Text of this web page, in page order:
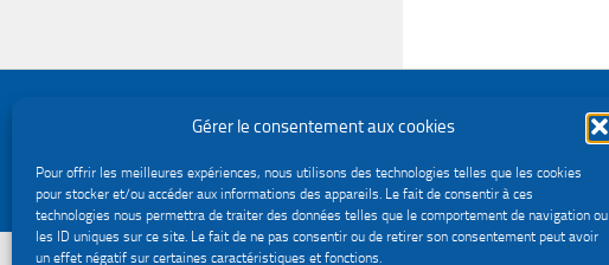
Gérer le consentement aux cookies
Pour offrir les meilleures expériences, nous utilisons des technologies telles que les cookies
pour stocker et/ou accéder aux informations des appareils. Le fait de consentir à ces
technologies nous permettra de traiter des données telles que le comportement de navigation ou
les ID uniques sur ce site. Le fait de ne pas consentir ou de retirer son consentement peut avoir
un effet négatif sur certaines caractéristiques et fonctions.
Fièrement propulsé par - Conçu par Thème Hueman